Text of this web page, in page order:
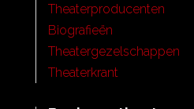
Theaterproducenten
Biografieën
Theatergezelschappen
Theaterkrant